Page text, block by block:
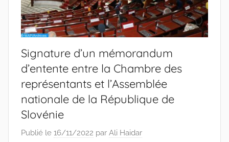
Signature d’un mémorandum
d’entente entre la Chambre des
représentants et l’Assemblée
nationale de la République de
Slovénie
Publié le 16/11/2022 par Ali Haidar